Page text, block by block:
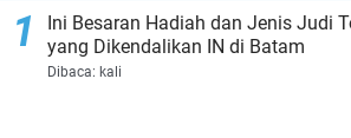
Ini Besaran Hadiah dan Jenis Judi
yang Dikendalikan IN di Batam
Dibaca: kali